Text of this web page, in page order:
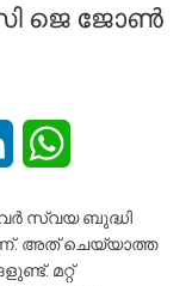
ജെ ജോൺ
LinkedIn
സ്വയ ബുദ്ധി
അത് ചെയ്യാത്ത
മറ്റ്